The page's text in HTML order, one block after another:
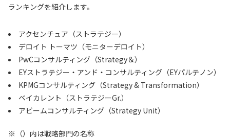
ランキングを紹介します。
アクセンチュア（ストラテジー）
デロイト トーマツ（モニターデロイト）
PwCコンサルティング（Strategy＆）
EYストラテジー・アンド・コンサルティング（EYパルテノン）
KPMGコンサルティング（Strategy & Transformation）
ベイカレント（ストラテジーGr.）
アビームコンサルティング（Strategy Unit）
※（）内は戦略部門の名称